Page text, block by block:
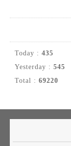
Today : 435
Yesterday : 545
Total : 69220